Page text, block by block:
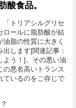
酸食品。
「トリアシルグリセ
ロールに脂肪酸が結
脂の性質に大きく
します[関連記事：
よう！]。その悪い油
の悪名高いトランス
ているのをご存じで